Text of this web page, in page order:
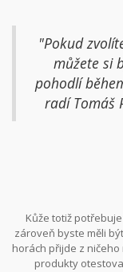
"Pokud
můžete si
pohodlí
radí Tomáš
Kůže totiž
zároveň byste měli
horách přijde z
produkty